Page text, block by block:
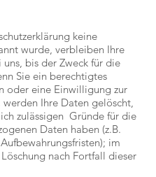
keine
wurde, verbleiben Ihre
bis der Zweck für die
Sie ein berechtigtes
oder eine Einwilligung zur
Ihre Daten gelöscht,
zulässigen Gründe für die
Daten haben (z.B.
im
nach Fortfall dieser